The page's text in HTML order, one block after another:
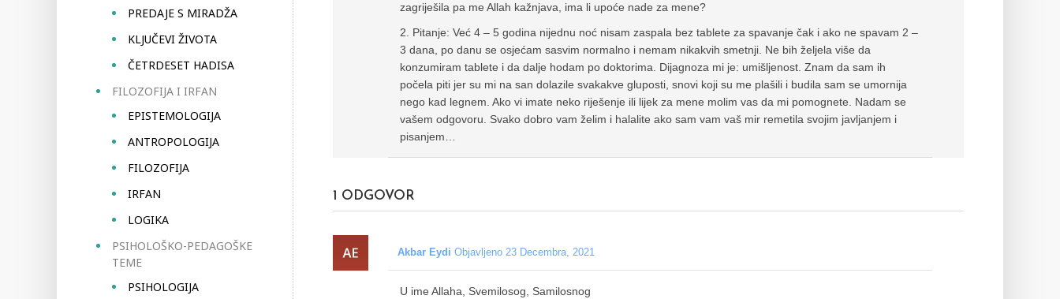
PREDAJE S MIRADŽA
KLJUČEVI ŽIVOTA
ČETRDESET HADISA
FILOZOFIJA I IRFAN
EPISTEMOLOGIJA
ANTROPOLOGIJA
FILOZOFIJA
IRFAN
LOGIKA
PSIHOLOŠKO-PEDAGOŠKE
TEME
PSIHOLOGIJA
zagriješila pa me Allah kažnjava, ima li upoće nade za mene?
2. Pitanje: Već 4 – 5 godina nijednu noć nisam zaspala bez tablete za spavanje čak i ako ne spavam 2 –
3 dana, po danu se osjećam sasvim normalno i nemam nikakvih smetnji. Ne bih željela više da
konzumiram tablete i da dalje hodam po doktorima. Dijagnoza mi je: umišljenost. Znam da sam ih
počela piti jer su mi na san dolazile svakakve gluposti, snovi koji su me plašili i budila sam se umornija
nego kad legnem. Ako vi imate neko riješenje ili lijek za mene molim vas da mi pomognete. Nadam se
vašem odgovoru. Svako dobro vam želim i halalite ako sam vam vaš mir remetila svojim javljanjem i
pisanjem…
1 ODGOVOR
Akbar Eydi Objavljeno 23 Decembra, 2021
U ime Allaha, Svemilosog, Samilosnog